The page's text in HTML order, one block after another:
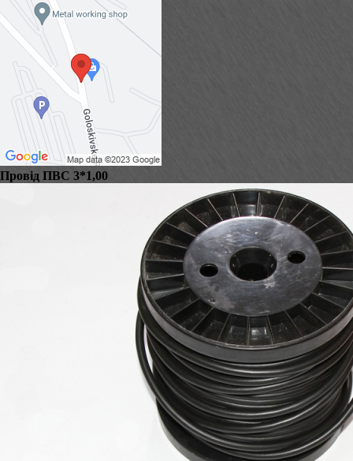
Провід ПВС 3*1,00